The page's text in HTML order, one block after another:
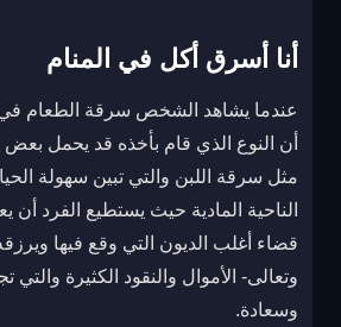
أنا أسرق أكل في المنام
عندما يشاهد الشخص سرقة الطعام في
أن النوع الذي قام بأخذه قد يحمل بعض
مثل سرقة اللبن والتي تبين سهولة
الناحية المادية حيث يستطيع الفرد أن
قضاء أغلب الديون التي وقع فيها
وتعالى- الأموال والنقود الكثيرة
وسعادة.